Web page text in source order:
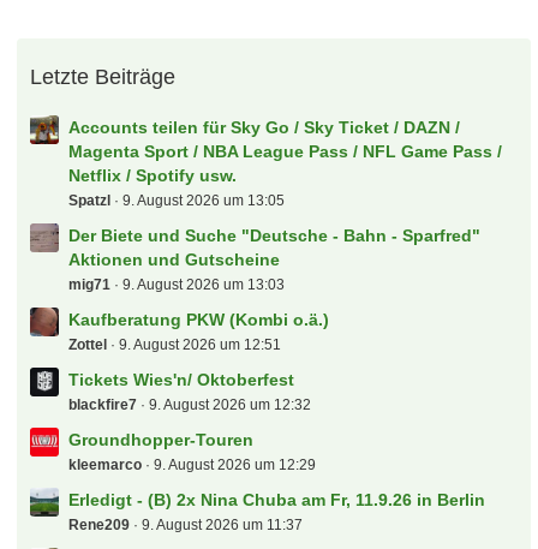
Letzte Beiträge
Accounts teilen für Sky Go / Sky Ticket / DAZN /
Magenta Sport / NBA League Pass / NFL Game Pass /
Netflix / Spotify usw.
Spatzl 9. August 2026 um 13:05
Der Biete und Suche "Deutsche - Bahn - Sparfred"
Aktionen und Gutscheine
mig71 9. August 2026 um 13:03
Kaufberatung PKW (Kombi o.ä.)
Zottel 9. August 2026 um 12:51
Tickets Wies'n/ Oktoberfest
blackfire7 9. August 2026 um 12:32
Groundhopper-Touren
kleemarco 9. August 2026 um 12:29
Erledigt - (B) 2x Nina Chuba am Fr, 11.9.26 in Berlin
Rene209 9. August 2026 um 11:37